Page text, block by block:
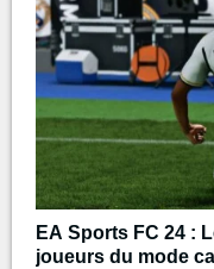
EA Sports FC 24 :
joueurs du mode